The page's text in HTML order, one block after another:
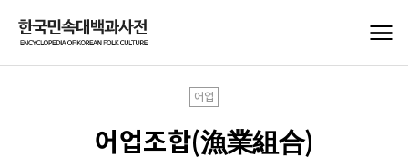
어업
어업조합(漁業組合)